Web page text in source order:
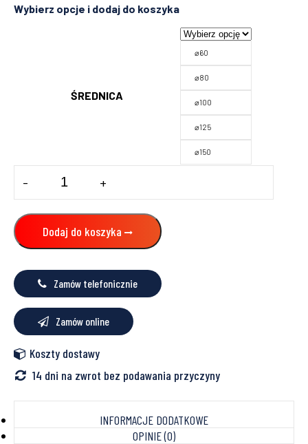
ŚREDNICA
⌀60
⌀80
⌀100
⌀125
⌀150
KOŁNIERZ
PRZECIWDESZCZOWY
RKP
- +
Dodaj do koszyka
Zamów telefonicznie
Zamów online
Koszty dostawy
14 dni na zwrot bez podawania przyczyny
INFORMACJE DODATKOWE
OPINIE (0)